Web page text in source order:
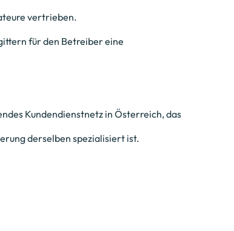
vertrieben.
für den Betreiber eine
Kundendienstnetz in Österreich, das
derselben spezialisiert ist.